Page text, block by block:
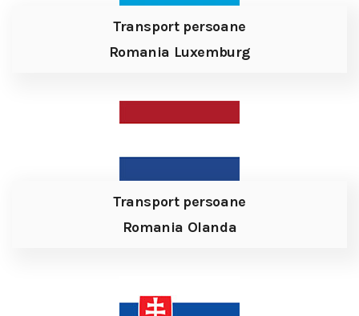
Transport persoane
Romania Luxemburg
Transport persoane
Romania Olanda